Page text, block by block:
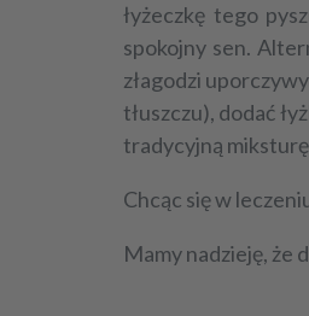
łyżeczkę tego
spokojny sen.
złagodzi
tłuszczu), dodać
tradycyjną
Chcąc się w
Mamy nadzieję, że